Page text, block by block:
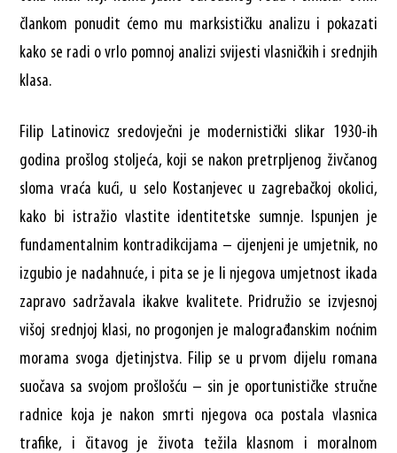
člankom ponudit ćemo mu marksističku analizu i pokazati
kako se radi o vrlo pomnoj analizi svijesti vlasničkih i srednjih
klasa.
Filip Latinovicz sredovječni je modernistički slikar 1930-ih
godina prošlog stoljeća, koji se nakon pretrpljenog živčanog
sloma vraća kući, u selo Kostanjevec u zagrebačkoj okolici,
kako bi istražio vlastite identitetske sumnje. Ispunjen je
fundamentalnim kontradikcijama – cijenjeni je umjetnik, no
izgubio je nadahnuće, i pita se je li njegova umjetnost ikada
zapravo sadržavala ikakve kvalitete. Pridružio se izvjesnoj
višoj srednjoj klasi, no progonjen je malograđanskim noćnim
morama svoga djetinjstva. Filip se u prvom dijelu romana
suočava sa svojom prošlošću – sin je oportunističke stručne
radnice koja je nakon smrti njegova oca postala vlasnica
trafike, i čitavog je života težila klasnom i moralnom